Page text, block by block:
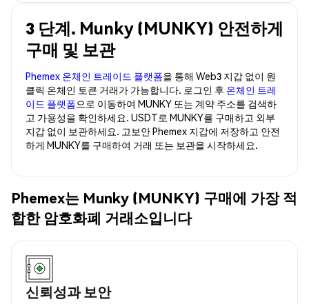
3 단계. Munky (MUNKY) 안전하게
구매 및 보관
Phemex 온체인 트레이드 플랫폼을 통해 Web3 지갑 없이 원
클릭 온체인 토큰 거래가 가능합니다. 로그인 후 온체인 트레
이드 플랫폼으로 이동하여 MUNKY 또는 계약 주소를 검색하
고 가용성을 확인하세요. USDT로 MUNKY를 구매하고 외부
지갑 없이 보관하세요. 고보안 Phemex 지갑에 저장하고 안전
하게 MUNKY를 구매하여 거래 또는 보관을 시작하세요.
Phemex는 Munky (MUNKY) 구매에 가장 적
합한 암호화폐 거래소입니다
신뢰성과 보안